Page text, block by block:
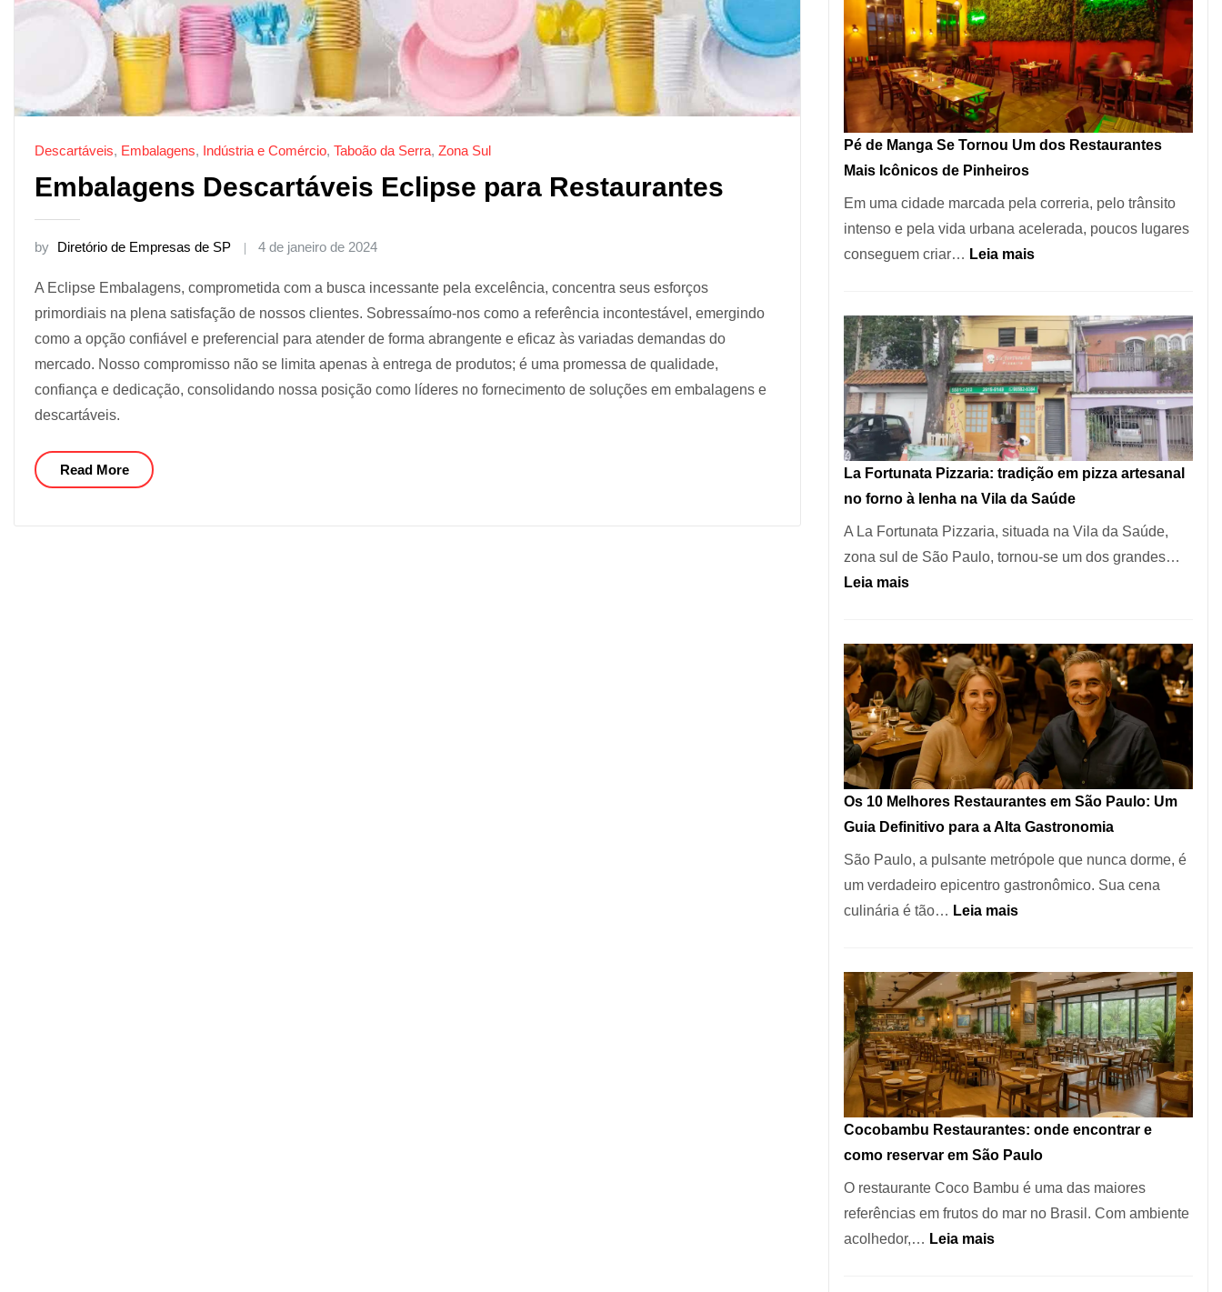
Descartáveis, Embalagens, Indústria e Comércio, Taboão da Serra, Zona Sul
Embalagens Descartáveis Eclipse para Restaurantes
by Diretório de Empresas de SP 4 de janeiro de 2024
A Eclipse Embalagens, comprometida com a busca incessante pela excelência, concentra seus esforços
primordiais na plena satisfação de nossos clientes. Sobressaímo-nos como a referência incontestável, emergindo
como a opção confiável e preferencial para atender de forma abrangente e eficaz às variadas demandas do
mercado. Nosso compromisso não se limita apenas à entrega de produtos; é uma promessa de qualidade,
confiança e dedicação, consolidando nossa posição como líderes no fornecimento de soluções em embalagens e
descartáveis.
Read More
Pé de Manga Se Tornou Um dos Restaurantes
Mais Icônicos de Pinheiros
Em uma cidade marcada pela correria, pelo trânsito
intenso e pela vida urbana acelerada, poucos lugares
conseguem criar… Leia mais:
Manga
Se
Tornou
Um
dos
Restaurantes
Mais
Icônicos
de
Pinheiros
La Fortunata Pizzaria: tradição em pizza artesanal
no forno à lenha na Vila da Saúde
A La Fortunata Pizzaria, situada na Vila da Saúde,
zona sul de São Paulo, tornou-se um dos grandes…
Leia mais:
Pizzaria:
tradição
em
pizza
artesanal
no
forno
à
lenha
na
Vila
Os 10 Melhores Restaurantes em São Paulo: Um
Guia Definitivo para a Alta Gastronomia
São Paulo, a pulsante metrópole que nunca dorme, é
um verdadeiro epicentro gastronômico. Sua cena
culinária é tão… Leia mais:
Melhores
Restaurantes
em
São
Paulo:
Um
Guia
Definitivo
para
a
Cocobambu Restaurantes: onde encontrar e
como reservar em São Paulo
O restaurante Coco Bambu é uma das maiores
referências em frutos do mar no Brasil. Com ambiente
acolhedor,… Leia mais: